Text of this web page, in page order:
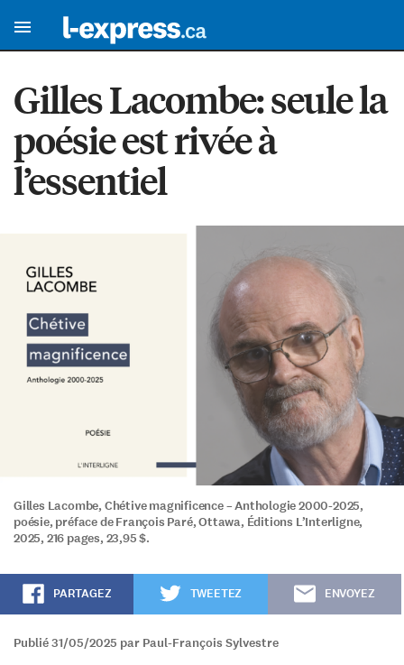
Gilles Lacombe: seule la
poésie est rivée à
l’essentiel
Gilles Lacombe, Chétive magnificence – Anthologie 2000-2025,
poésie, préface de François Paré, Ottawa, Éditions L’Interligne,
2025, 216 pages, 23,95 $.
PARTAGEZ TWEETEZ ENVOYEZ
Publié 31/05/2025 par Paul-François Sylvestre